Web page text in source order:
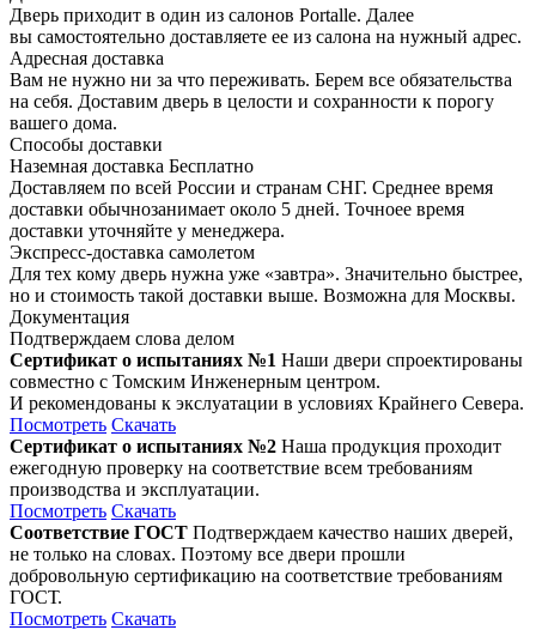
Дверь приходит в один из салонов Portalle. Далее
вы самостоятельно доставляете ее из салона на нужный адрес.
Адресная доставка
Вам не нужно ни за что переживать. Берем все обязательства
на себя. Доставим дверь в целости и сохранности к порогу
вашего дома.
Способы доставки
Наземная доставка Бесплатно
Доставляем по всей России и странам СНГ. Среднее время
доставки обычнозанимает около 5 дней. Точноее время
доставки уточняйте у менеджера.
Экспресс-доставка самолетом
Для тех кому дверь нужна уже «завтра». Значительно быстрее,
но и стоимость такой доставки выше. Возможна для Москвы.
Документация
Подтверждаем слова делом
Сертификат о испытаниях №1 Наши двери спроектированы
совместно с Томским Инженерным центром.
И рекомендованы к экслуатации в условиях Крайнего Севера.
Посмотреть Скачать
Сертификат о испытаниях №2 Наша продукция проходит
ежегодную проверку на соответствие всем требованиям
производства и эксплуатации.
Посмотреть Скачать
Соответствие ГОСТ Подтверждаем качество наших дверей,
не только на словах. Поэтому все двери прошли
добровольную сертификацию на соответствие требованиям
ГОСТ.
Посмотреть Скачать